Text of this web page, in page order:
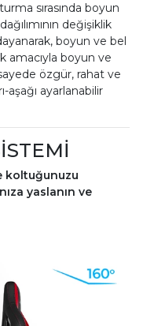
sırasında boyun
değişiklik
boyun ve bel
amacıyla boyun ve
özgür, rahat ve
aşağı ayarlanabilir
koltuğunuzu
yaslanın ve